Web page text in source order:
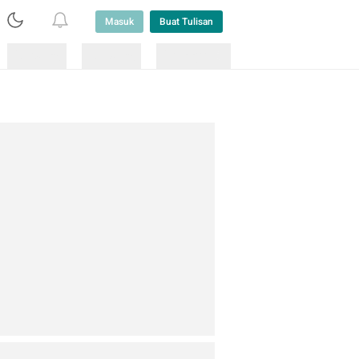
Masuk Buat Tulisan